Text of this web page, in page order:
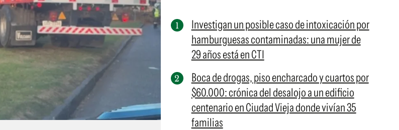
Investigan un posible caso de intoxicación por
hamburguesas contaminadas: una mujer de
29 años está en CTI
Boca de drogas, piso encharcado y cuartos por
$60.000: crónica del desalojo a un edificio
centenario en Ciudad Vieja donde vivían 35
familias